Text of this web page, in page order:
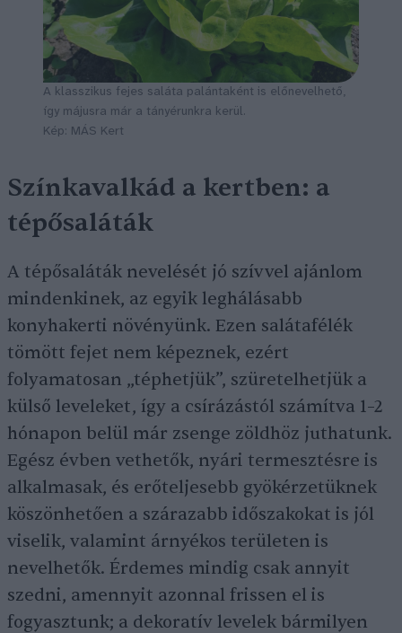
A klasszikus fejes saláta palántaként is előnevelhető,
így májusra már a tányérunkra kerül.
Kép: MÁS Kert
Színkavalkád a kertben: a
tépősaláták
A tépősaláták nevelését jó szívvel ajánlom
mindenkinek, az egyik leghálásabb
konyhakerti növényünk. Ezen salátafélék
tömött fejet nem képeznek, ezért
folyamatosan „téphetjük”, szüretelhetjük a
külső leveleket, így a csírázástól számítva 1–2
hónapon belül már zsenge zöldhöz juthatunk.
Egész évben vethetők, nyári termesztésre is
alkalmasak, és erőteljesebb gyökérzetüknek
köszönhetően a szárazabb időszakokat is jól
viselik, valamint árnyékos területen is
nevelhetők. Érdemes mindig csak annyit
szedni, amennyit azonnal frissen el is
fogyasztunk; a dekoratív levelek bármilyen